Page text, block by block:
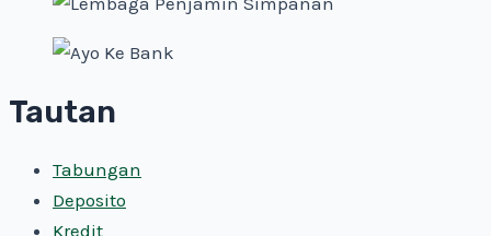
Tautan
Tabungan
Deposito
Kredit